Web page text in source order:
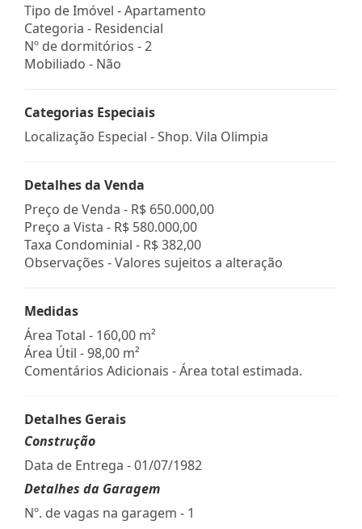
Tipo de Imóvel - Apartamento
Categoria - Residencial
Nº de dormitórios - 2
Mobiliado - Não
Categorias Especiais
Localização Especial - Shop. Vila Olimpia
Detalhes da Venda
Preço de Venda - R$ 650.000,00
Preço a Vista - R$ 580.000,00
Taxa Condominial - R$ 382,00
Observações - Valores sujeitos a alteração
Medidas
Área Total - 160,00 m²
Área Útil - 98,00 m²
Comentários Adicionais - Área total estimada.
Detalhes Gerais
Construção
Data de Entrega - 01/07/1982
Detalhes da Garagem
Nº. de vagas na garagem - 1